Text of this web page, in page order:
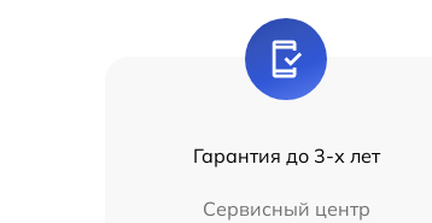
Гарантия до 3-х лет
Сервисный центр